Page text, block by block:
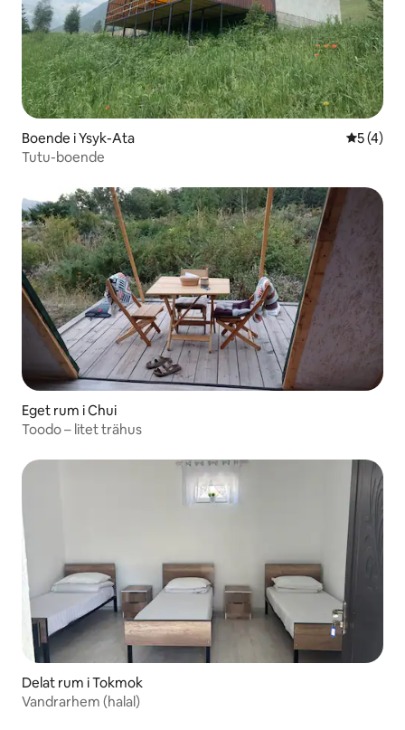
Boende i Ysyk-Ata 5 av 5 i
5 (4)
Tutu-boende
Eget rum i Chui
Toodo – litet trähus
Delat rum i Tokmok
Vandrarhem (halal)